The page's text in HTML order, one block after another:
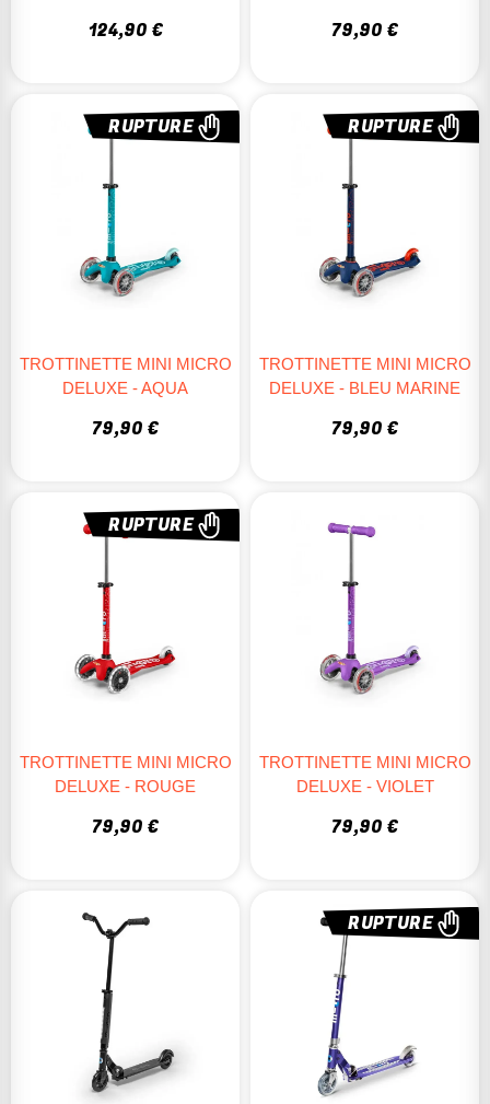
124,90 € 79,90 €
RUPTURE
TROTTINETTE MINI MICRO
DELUXE - AQUA
79,90 €
RUPTURE
TROTTINETTE MINI MICRO
DELUXE - BLEU MARINE
79,90 €
RUPTURE
TROTTINETTE MINI MICRO
DELUXE - ROUGE
79,90 €
TROTTINETTE MINI MICRO
DELUXE - VIOLET
79,90 €
RUPTURE